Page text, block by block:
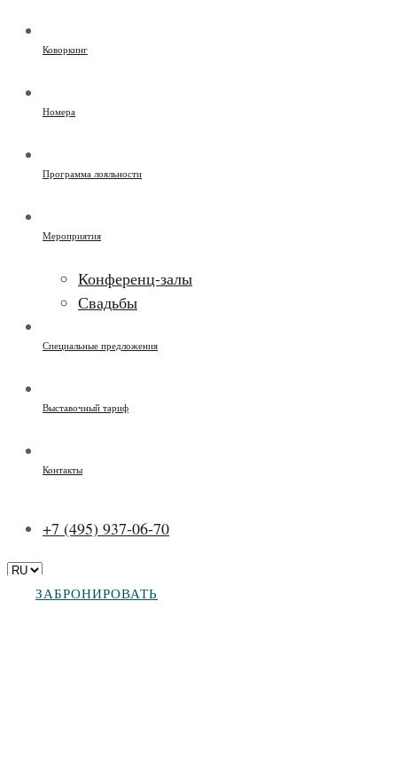
Коворкинг
Номера
Программа лояльности
Мероприятия
Конференц-залы
Свадьбы
Специальные предложения
Выставочный тариф
Контакты
+7 (495) 937-06-70
ЗАБРОНИРОВАТЬ